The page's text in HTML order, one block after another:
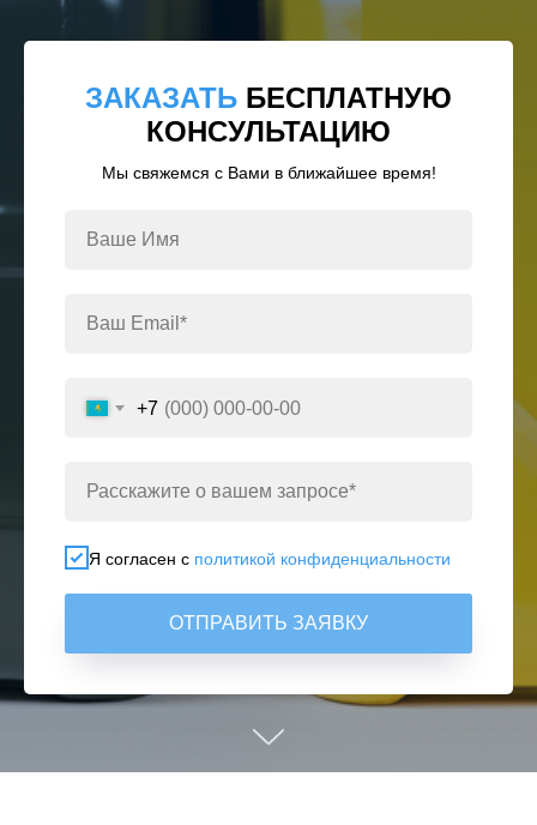
ЗАКАЗАТЬ БЕСПЛАТНУЮ
КОНСУЛЬТАЦИЮ
Мы свяжемся с Вами в ближайшее время!
+7
Я согласен с политикой конфиденциальности
ОТПРАВИТЬ ЗАЯВКУ